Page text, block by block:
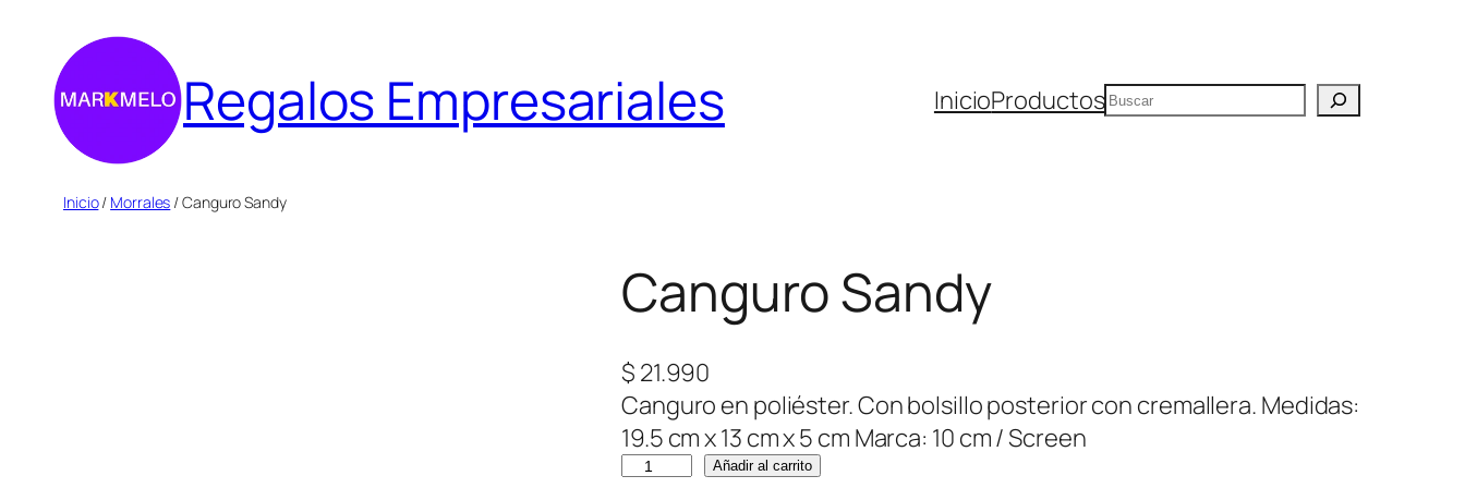
contenido
Regalos Empresariales InicioProductosBuscar
Inicio/ Morrales / Canguro Sandy
Canguro Sandy
$ 21.990
Canguro en poliéster. Con bolsillo posterior con cremallera. Medidas:
19.5 cm x 13 cm x 5 cm Marca: 10 cm / Screen
C
Añadir al carrito